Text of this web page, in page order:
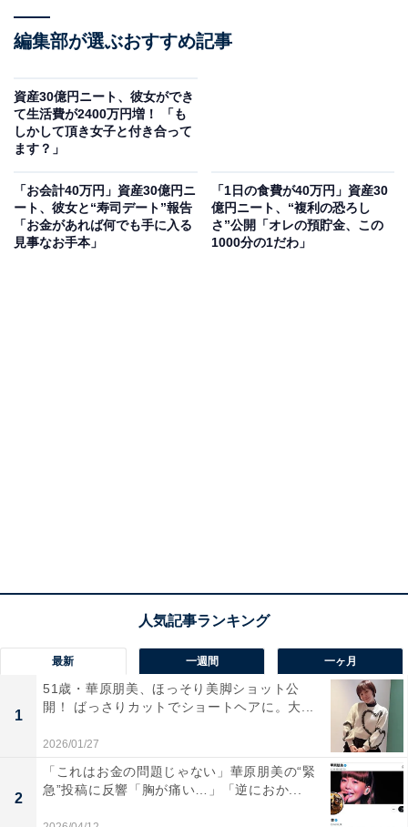
編集部が選ぶおすすめ記事
資産30億円ニート、彼女ができ
て生活費が2400万円増！ 「も
しかして頂き女子と付き合って
ます？」
「お会計40万円」資産30億円ニ
ート、彼女と“寿司デート”報告
「お金があれば何でも手に入る
見事なお手本」
「1日の食費が40万円」資産30
億円ニート、“複利の恐ろし
さ”公開「オレの預貯金、この
1000分の1だわ」
最新 一週間 一ヶ月
1
51歳・華原朋美、ほっそり美脚ショット公
開！ ばっさりカットでショートヘアに。大...
2026/01/27
2
「これはお金の問題じゃない」華原朋美の“緊
急”投稿に反響「胸が痛い…」「逆におか...